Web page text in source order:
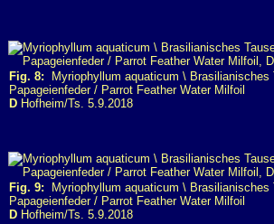
Fig. 8: Myriophyllum aquaticum \ Brasilianisches
Papageienfeder / Parrot Feather Water Milfoil
D Hofheim/Ts. 5.9.2018
Fig. 9: Myriophyllum aquaticum \ Brasilianisches
Papageienfeder / Parrot Feather Water Milfoil
D Hofheim/Ts. 5.9.2018